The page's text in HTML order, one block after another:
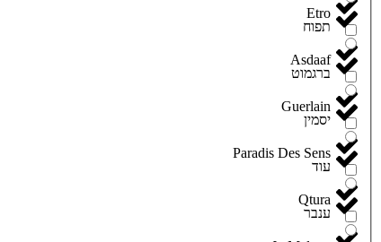
Etro
Asdaaf
Guerlain
Paradis Des Sens
Qtura
תפוח
ברגמוט
יסמין
עוד
ענבר